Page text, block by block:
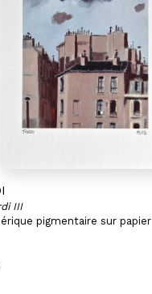
III
pigmentaire sur papier